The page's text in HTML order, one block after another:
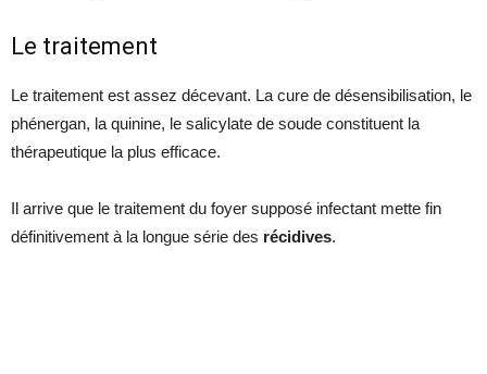
Le traitement
Le traitement est assez décevant. La cure de désensibilisation, le
phénergan, la quinine, le salicylate de soude constituent la
thérapeutique la plus efficace.
Il arrive que le traitement du foyer supposé infectant mette fin
définitivement à la longue série des récidives.